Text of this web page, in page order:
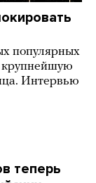
популярных
крупнейшую
Интервью
теперь